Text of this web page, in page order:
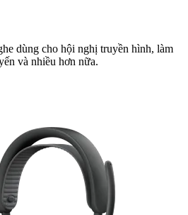
dùng cho hội nghị truyền hình, làm
và nhiều hơn nữa.